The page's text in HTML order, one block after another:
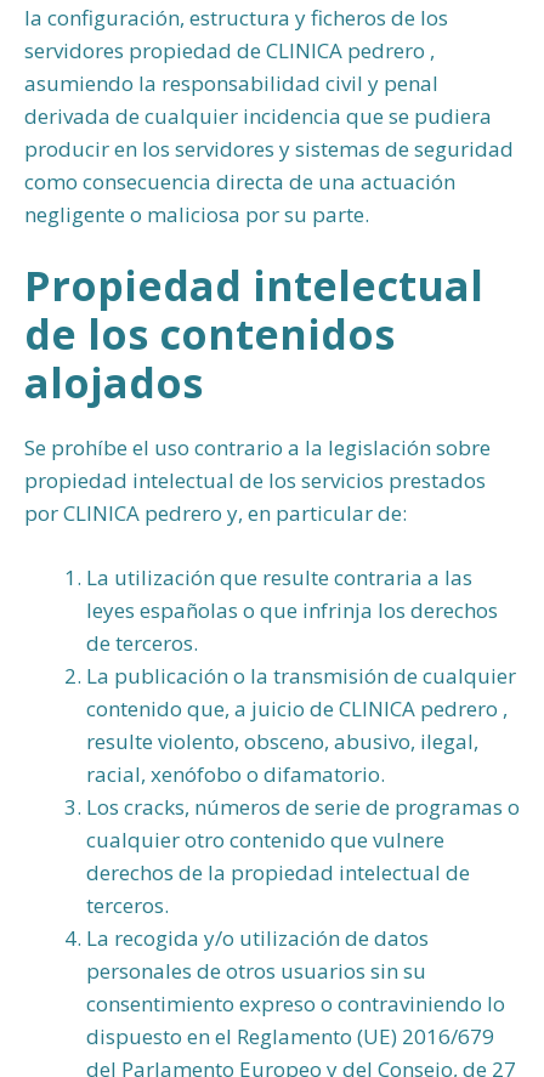
la configuración, estructura y ficheros de los
servidores propiedad de CLINICA pedrero ,
asumiendo la responsabilidad civil y penal
derivada de cualquier incidencia que se pudiera
producir en los servidores y sistemas de seguridad
como consecuencia directa de una actuación
negligente o maliciosa por su parte.
Propiedad intelectual
de los contenidos
alojados
Se prohíbe el uso contrario a la legislación sobre
propiedad intelectual de los servicios prestados
por CLINICA pedrero y, en particular de:
La utilización que resulte contraria a las
leyes españolas o que infrinja los derechos
de terceros.
La publicación o la transmisión de cualquier
contenido que, a juicio de CLINICA pedrero ,
resulte violento, obsceno, abusivo, ilegal,
racial, xenófobo o difamatorio.
Los cracks, números de serie de programas o
cualquier otro contenido que vulnere
derechos de la propiedad intelectual de
terceros.
La recogida y/o utilización de datos
personales de otros usuarios sin su
consentimiento expreso o contraviniendo lo
dispuesto en el Reglamento (UE) 2016/679
del Parlamento Europeo y del Consejo, de 27